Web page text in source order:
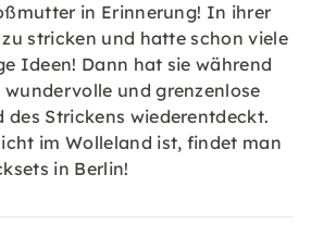
in Erinnerung! In ihrer
stricken und hatte schon viele
Ideen! Dann hat sie während
wundervolle und grenzenlose
des Strickens wiederentdeckt.
im Wolleland ist, findet man
in Berlin!